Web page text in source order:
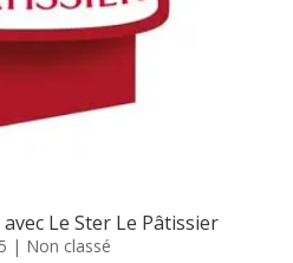
Le Ster Le Pâtissier
| Non classé